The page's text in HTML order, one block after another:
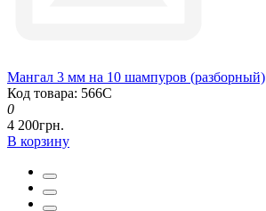
Мангал 3 мм на 10 шампуров (разборный)
Код товара: 566С
0
4 200грн.
В корзину